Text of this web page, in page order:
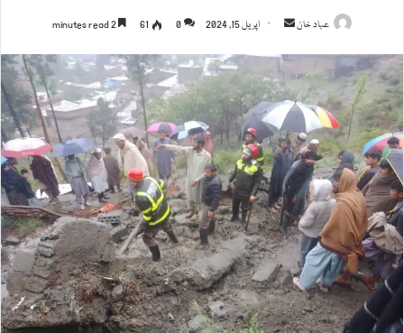
عباد خان
n
d
a
n
e
a
i
l
اپریل 15, 2024 0
61